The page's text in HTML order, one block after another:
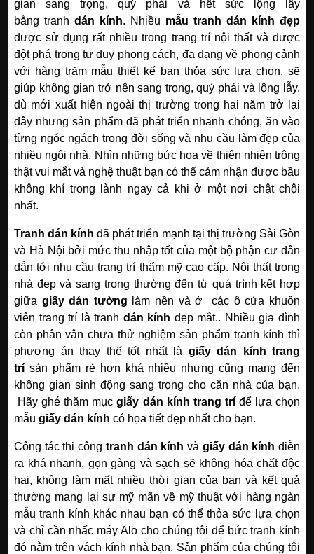
gian sang trọng, quý phái và hết sức lộng lẫy
bằng tranh dán kính. Nhiều mẫu tranh dán kính đẹp
được sử dụng rất nhiều trong trang trí nội thất và được
đột phá trong tư duy phong cách, đa dạng về phong cảnh
với hàng trăm mẫu thiết kế bạn thỏa sức lựa chọn, sẽ
giúp không gian trở nên sang trọng, quý phái và lộng lẫy.
dù mới xuất hiện ngoài thị trường trong hai năm trở lại
đây nhưng sản phẩm đã phát triển nhanh chóng, ăn vào
từng ngóc ngách trong đời sống và nhu cầu làm đẹp của
nhiều ngôi nhà. Nhìn những bức họa về thiên nhiên trông
thật vui mắt và nghệ thuật bạn có thể cảm nhận được bầu
không khí trong lành ngay cả khi ở một nơi chật chội
nhất.
Tranh dán kính đã phát triển mạnh tại thị trường Sài Gòn
và Hà Nội bởi mức thu nhập tốt của một bộ phận cư dân
dẫn tới nhu cầu trang trí thẩm mỹ cao cấp. Nội thất trong
nhà đẹp và sang trọng thường đến từ quá trình kết hợp
giữa giấy dán tường làm nền và ở các ô cửa khuôn
viên trang trí là tranh dán kính đẹp mắt.. Nhiều gia đình
còn phân vân chưa thử nghiệm sản phẩm tranh kính thì
phương án thay thế tốt nhất là giấy dán kính trang
trí sản phẩm rẻ hơn khá nhiều nhưng cũng mang đến
không gian sinh động sang trọng cho căn nhà của bạn.
Hãy ghé thăm mụcgiấy dán kính trang trí để lựa chọn
mẫu giấy dán kính có họa tiết đẹp nhất cho bạn.
Công tác thi công tranh dán kính và giấy dán kính diễn
ra khá nhanh, gọn gàng và sạch sẽ không hóa chất độc
hại, không làm mất nhiều thời gian của bạn và kết quả
thường mang lại sự mỹ mãn về mỹ thuật với hàng ngàn
mẫu tranh kính khác nhau bạn có thể thỏa sức lựa chọn
và chỉ cần nhấc máy Alo cho chúng tôi để bức tranh kính
đó nằm trên vách kính nhà bạn. Sản phẩm của chúng tôi